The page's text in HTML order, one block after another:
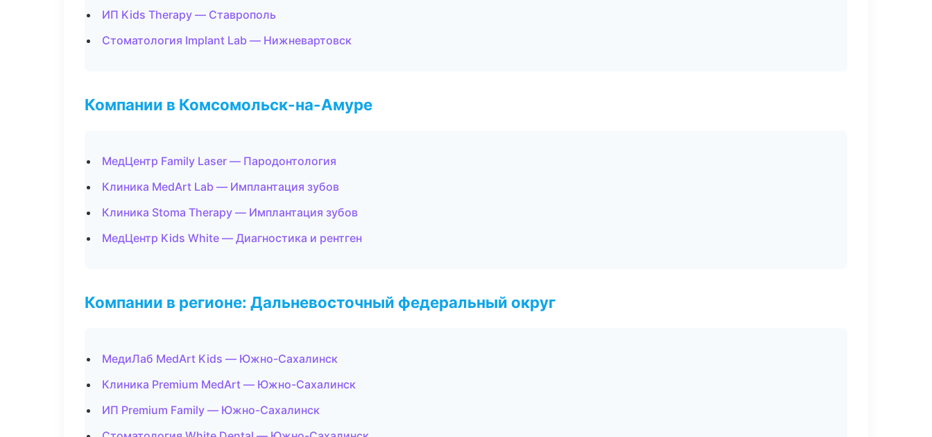
ИП Kids Therapy — Ставрополь
Стоматология Implant Lab — Нижневартовск
Компании в Комсомольск-на-Амуре
МедЦентр Family Laser — Пародонтология
Клиника MedArt Lab — Имплантация зубов
Клиника Stoma Therapy — Имплантация зубов
МедЦентр Kids White — Диагностика и рентген
Компании в регионе: Дальневосточный федеральный округ
МедиЛаб MedArt Kids — Южно-Сахалинск
Клиника Premium MedArt — Южно-Сахалинск
ИП Premium Family — Южно-Сахалинск